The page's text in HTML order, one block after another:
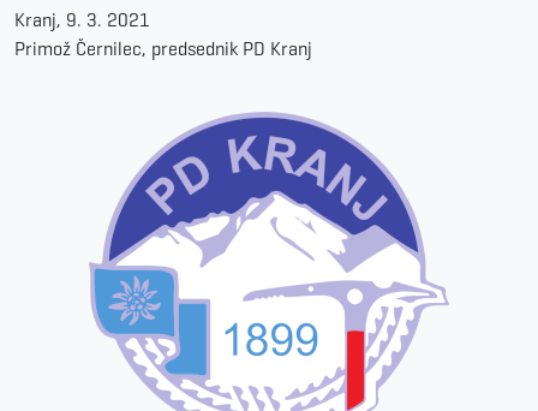
Kranj, 9. 3. 2021
Primož Černilec, predsednik PD Kranj